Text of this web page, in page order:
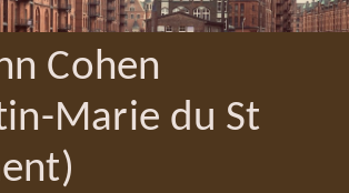
Cohen
Marie du St